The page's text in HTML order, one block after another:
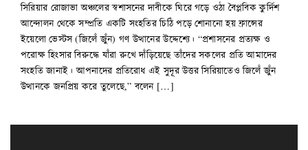
সিরিয়ার রোজাভা অঞ্চলের স্বশাসনের দাবীকে ঘিরে গড়ে ওঠা বৈপ্লবিক কুর্দিশ
আন্দোলন থেকে সম্প্রতি একটি সংহতির চিঠি পড়ে শোনানো হয় ফ্রান্সের
ইয়েলো ভেস্টস (জিলেঁ জুঁন) গণ উত্থানের উদ্দেশ্যে। “প্রশাসনের প্রত্যক্ষ ও
পরোক্ষ হিংসার বিরুদ্ধে যাঁরা রুখে দাঁড়িয়েছে তাঁদের সকলের প্রতি আমাদের
সংহতি জানাই। আপনাদের প্রতিরোধ এই সুদূর উত্তর সিরিয়াতেও জিলেঁ জুঁন
উত্থানকে জনপ্রিয় করে তুলেছে,” বলেন […]